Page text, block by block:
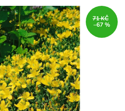
71 KČ
–67 %